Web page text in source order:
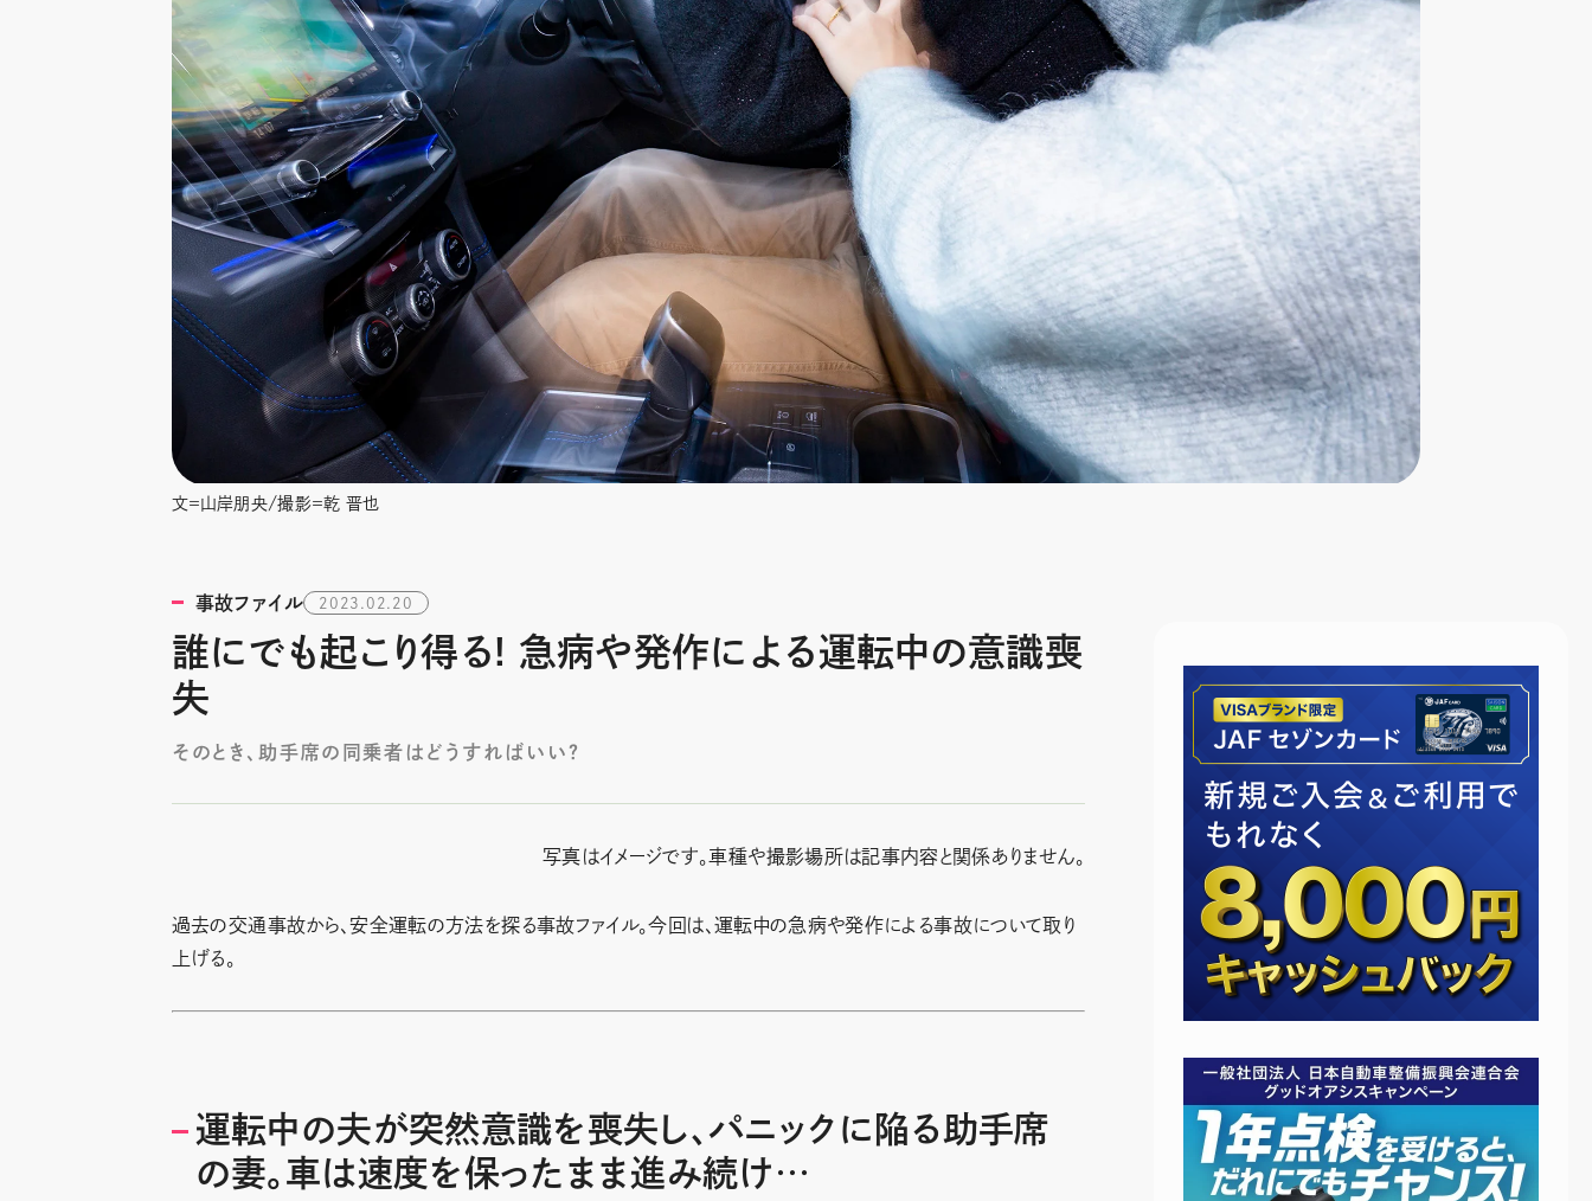
文＝山岸朋央/撮影＝乾 晋也
事故ファイル 2023.02.20
誰にでも起こり得る! 急病や発作による運転中の意識喪
失
そのとき、助手席の同乗者はどうすればいい？
写真はイメージです。車種や撮影場所は記事内容と関係ありません。
過去の交通事故から、安全運転の方法を探る事故ファイル。今回は、運転中の急病や発作による事故について取り
上げる。
運転中の夫が突然意識を喪失し、パニックに陥る助手席
の妻。車は速度を保ったまま進み続け…